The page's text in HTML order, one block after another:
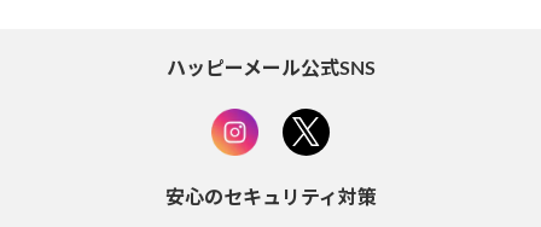
ハッピーメール公式SNS
安心のセキュリティ対策